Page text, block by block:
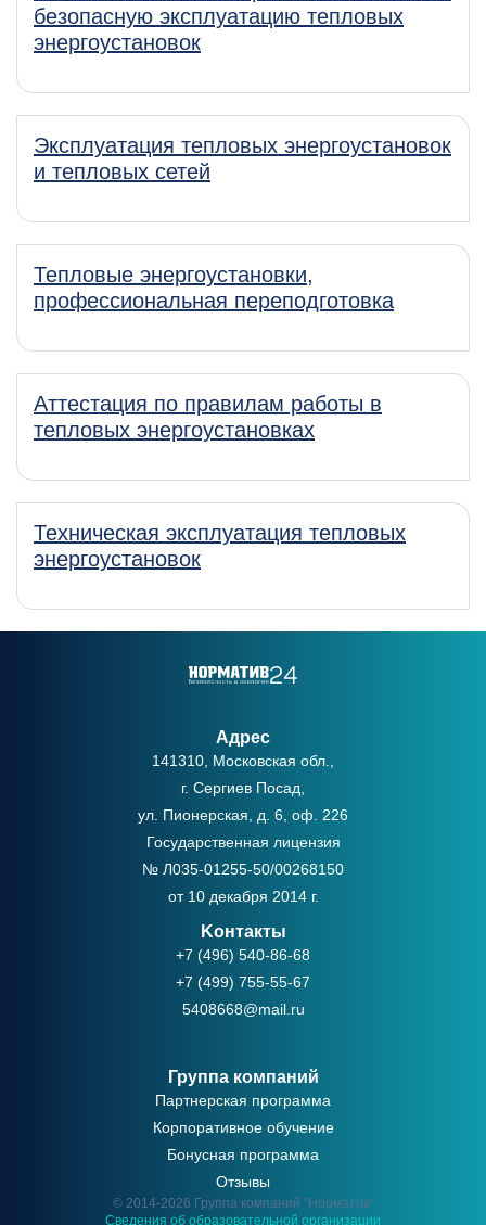
безопасную эксплуатацию тепловых
энергоустановок
Эксплуатация тепловых энергоустановок
и тепловых сетей
Тепловые энергоустановки,
профессиональная переподготовка
Аттестация по правилам работы в
тепловых энергоустановках
Техническая эксплуатация тепловых
энергоустановок
Адрес
141310, Московская обл.,
г. Сергиев Посад,
ул. Пионерская, д. 6, оф. 226
Государственная лицензия
№ Л035-01255-50/00268150
от 10 декабря 2014 г.
Kонтакты
+7 (496) 540-86-68
+7 (499) 755-55-67
5408668@mail.ru
Группа компаний
Партнерская программа
Корпоративное обучение
Бонусная программа
Отзывы
© 2014-2026 Группа компаний "Норматив"
Сведения об образовательной организации